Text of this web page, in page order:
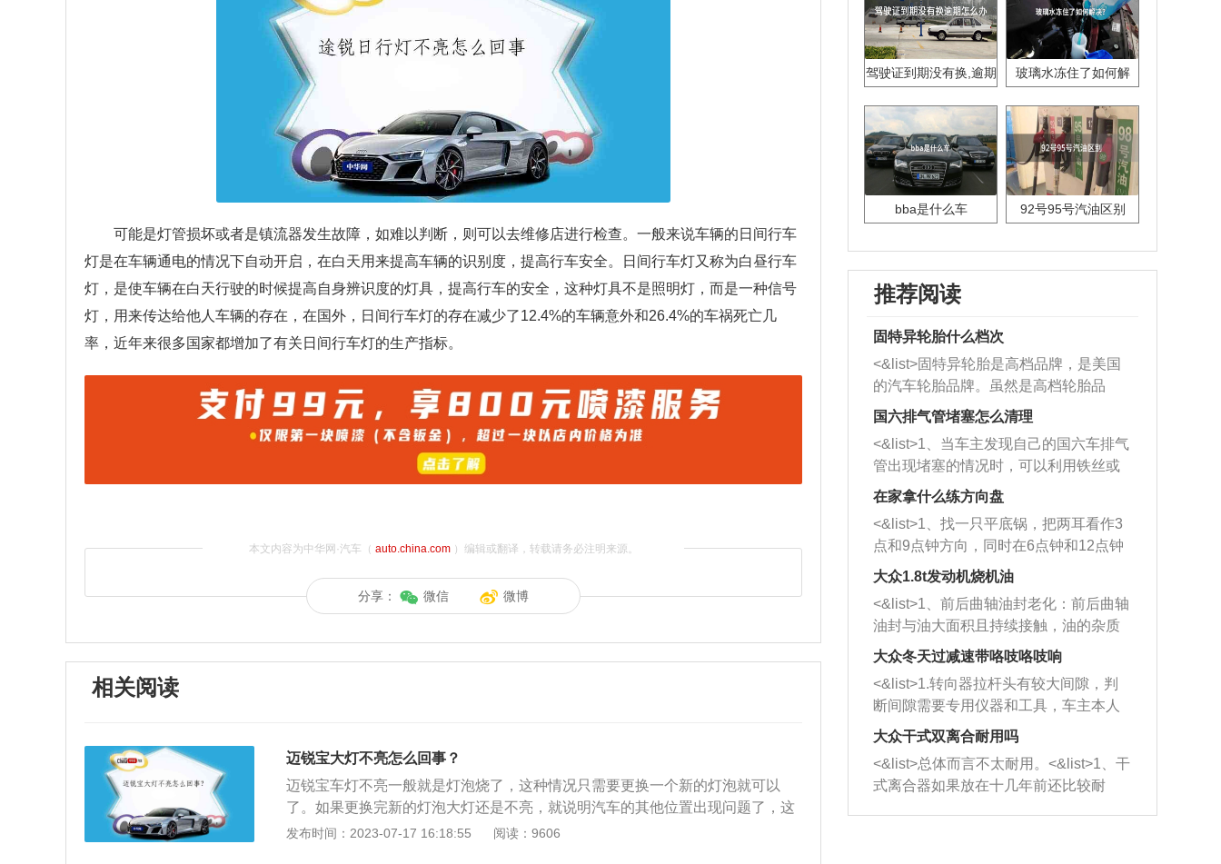
可能是灯管损坏或者是镇流器发生故障，如难以判断，则可以去维修店进行检查。一般来说车辆的日间行车
灯是在车辆通电的情况下自动开启，在白天用来提高车辆的识别度，提高行车安全。日间行车灯又称为白昼行车
灯，是使车辆在白天行驶的时候提高自身辨识度的灯具，提高行车的安全，这种灯具不是照明灯，而是一种信号
灯，用来传达给他人车辆的存在，在国外，日间行车灯的存在减少了12.4%的车辆意外和26.4%的车祸死亡几
率，近年来很多国家都增加了有关日间行车灯的生产指标。
本文内容为中华网·汽车（ auto.china.com）编辑或翻译，转载请务必注明来源。
分享： 微信 微博
相关阅读
迈锐宝大灯不亮怎么回事？
迈锐宝车灯不亮一般就是灯泡烧了，这种情况只需要更换一个新的灯泡就可以
了。如果更换完新的灯泡大灯还是不亮，就说明汽车的其他位置出现问题了，这
种情况要及时到修理店或者4s店请专业人士进行检修和维修，防止影响夜间到正
发布时间：2023-07-17 16:18:55 阅读：9606
驾驶证到期没有换,逾期
玻璃水冻住了如何解
bba是什么车 92号95号汽油区别
推荐阅读
固特异轮胎什么档次
<&list>固特异轮胎是高档品牌，是美国
的汽车轮胎品牌。虽然是高档轮胎品
牌，但是中高低端的轮胎都有生产，这
也是为了更好的开拓市场。
国六排气管堵塞怎么清理
<&list>1、当车主发现自己的国六车排气
管出现堵塞的情况时，可以利用铁丝或
者是细棍，直接将杂物给取出来，如果
堵塞情况比较严重，也可以采取应急措
施。 <&list>2、直接利用木棍将所有的
杂物推到排气管里面的位置处，然后将
三元催化器拆解开，就可以将堵塞的东
西取出来。但如果是因为积碳过多引起
的堵塞，就需要将三元催化器泡在草酸
洗剂对堵塞的情况得到解决，将清洗剂
放在燃油箱中，与燃油混合后，车辆启
动时，就可以和汽油一起进入到燃烧
室，最后形成废气排出，就可以让三元
催化器得到清洗，排气管堵塞的情况就
能够得到解决。
在家拿什么练方向盘
<&list>1、找一只平底锅，把两耳看作3
点和9点钟方向，同时在6点钟和12点钟
方向做一个标记。 <&list>2、双手握住
一圈半的练习，往右同样也要打相同的
圈数。 <&list>3、最后强调要反复练
习，这样就可以形成肌肉记忆，在真实
驾驶车辆时，不需要记忆也能打好方
向。
大众1.8t发动机烧机油
<&list>1、前后曲轴油封老化：前后曲轴
油封与油大面积且持续接触，油的杂质
和发动机内持续温度变化使其密封效果
逐渐减弱，导致渗油或漏油。<&list>2、
活塞间隙过大：积碳会使活塞环与缸体
的间隙扩大，导致机油流入燃烧室中，
造成烧机油。<&list>3、机油粘度。使用
机油粘度过小的话，同样会有烧机油现
象，机油粘度过小具有很好的流动性，
大众冬天过减速带咯吱咯吱响
<&list>1.转向器拉杆头有较大间隙，判
断间隙需要专用仪器和工具，车主本人
无法制作，需要将车辆送到修理厂或4s
店；<&list>2.车辆半轴套管防尘罩破
裂，破裂后会出现漏油现象，使半轴磨
损严重，磨损的半轴容易损坏，产生异
响；<&list>3.稳定器的转向胶套和球头
大众干式双离合耐用吗
<&list>总体而言不太耐用。<&list>1、干
式离合器如果放在十几年前还比较耐